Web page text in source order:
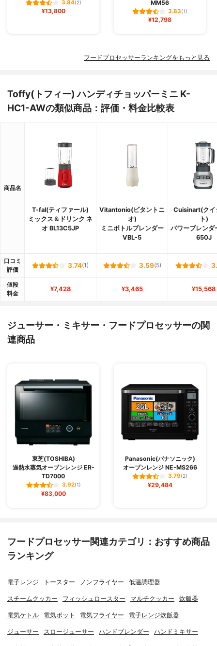
3.84(2)
¥13,800
MM56
3.83(1)
¥12,798
フードプロセッサーランキングをもっと見る
Toffy(トフィー) ハンディチョッパーミニ K-
HC1-AWの類似商品：評価・料金比較表
商品名
T-fal(ティファール)
ミックス＆ドリンク ネ
オ BL13C5JP
Vitantonio(ビタントニ
オ)
ミニボトルブレンダー
VBL-5
Cuisinart(クイ
ト)
パワーブレンダ
650J
口コミ
評価
3.74(1) 3.59(5)
値段
料金
¥7,428 ¥3,465 ¥15,568
ジューサー・ミキサー・フードプロセッサーの関
連商品
東芝(TOSHIBA)
過熱水蒸気オーブンレンジ ER-
TD7000
3.92(1)
¥83,000
Panasonic(パナソニック)
オーブンレンジ NE-MS266
3.79(2)
¥29,484
フードプロセッサー関連カテゴリ：おすすめ商品
ランキング
電子レンジ トースター ノンフライヤー 低温調理器
スチームクッカー フィッシュロースター マルチクッカー 炊飯器
電気ケトル 電気ポット 電気フライヤー 電子レンジ炊飯器
ジューサー スロージューサー ハンドブレンダー ハンドミキサー